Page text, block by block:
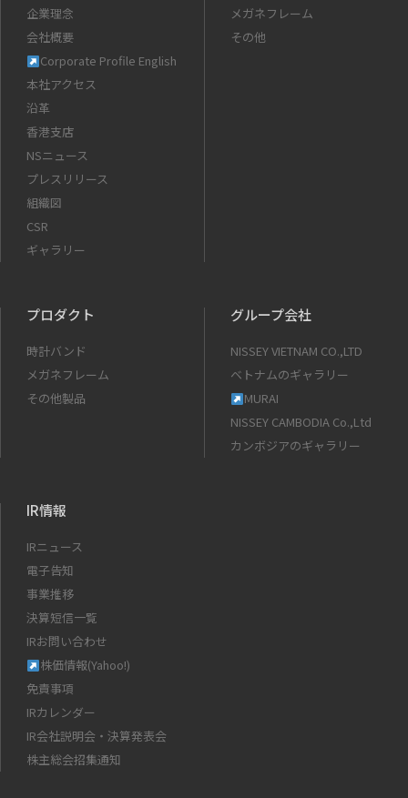
企業理念
会社概要
Corporate Profile English
本社アクセス
沿革
香港支店
NSニュース
プレスリリース
組織図
CSR
ギャラリー
メガネフレーム
その他
プロダクト
時計バンド
メガネフレーム
その他製品
グループ会社
NISSEY VIETNAM CO.,LTD
ベトナムのギャラリー
MURAI
NISSEY CAMBODIA Co.,Ltd
カンボジアのギャラリー
IR情報
IRニュース
電子告知
事業推移
決算短信一覧
IRお問い合わせ
株価情報(Yahoo!)
免責事項
IRカレンダー
IR会社説明会・決算発表会
株主総会招集通知